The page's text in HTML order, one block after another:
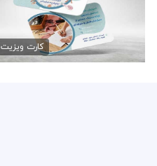
کارت ویزیت آموزشگاه خیاطی
79,000 تومان
کارت ویزیت